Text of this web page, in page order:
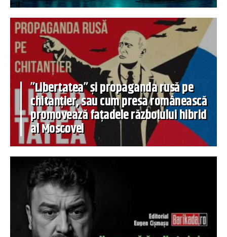
”Libertatea” și propaganda rusă pe
chitanțier, sau cum presa românească
promovează fațadele războiului hibrid
al Moscovei